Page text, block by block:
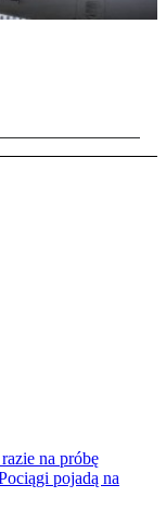
na próbę
pojadą na